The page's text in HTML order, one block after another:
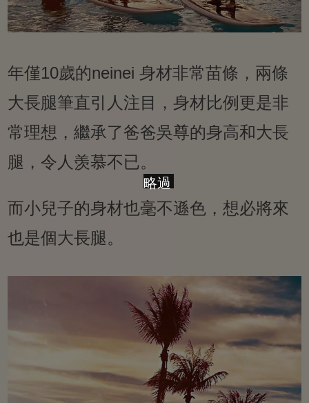
年僅10歲的neinei 身材非常苗條，兩條
大長腿筆直引人注目，身材比例更是非
常理想，繼承了爸爸吳尊的身高和大長
腿，令人羡慕不已。
而小兒子的身材也毫不遜色，想必將來
也是個大長腿。
略過